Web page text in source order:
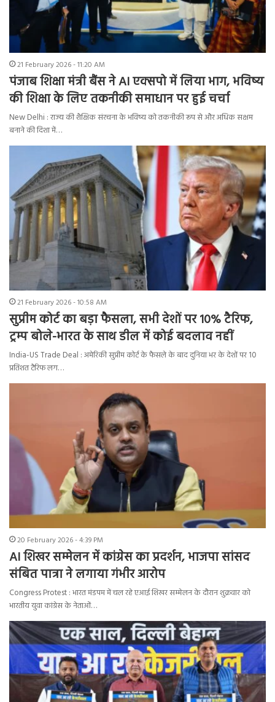
21 February 2026 - 11:20 AM
पंजाब शिक्षा मंत्री बैंस ने AI एक्सपो में लिया भाग, भविष्य
की शिक्षा के लिए तकनीकी समाधान पर हुई चर्चा
New Delhi : राज्य की शैक्षिक संरचना के भविष्य को तकनीकी रूप से और अधिक सक्षम
बनाने की दिशा में…
21 February 2026 - 10:58 AM
सुप्रीम कोर्ट का बड़ा फैसला, सभी देशों पर 10% टैरिफ,
ट्रम्प बोले-भारत के साथ डील में कोई बदलाव नहीं
India-US Trade Deal : अमेरिकी सुप्रीम कोर्ट के फैसले के बाद दुनिया भर के देशों पर 10
प्रतिशत टैरिफ लग…
20 February 2026 - 4:39 PM
AI शिखर सम्मेलन में कांग्रेस का प्रदर्शन, भाजपा सांसद
संबित पात्रा ने लगाया गंभीर आरोप
Congress Protest : भारत मंडपम में चल रहे एआई शिखर सम्मेलन के दौरान शुक्रवार को
भारतीय युवा कांग्रेस के नेताओं…